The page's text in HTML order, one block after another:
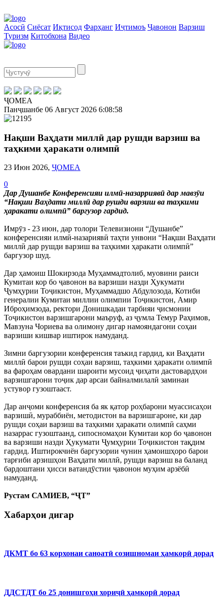
Асосӣ Сиёсат Иқтисод Фарҳанг Иҷтимоъ Ҷавонон Варзиш
Туризм Китобхона Видео
ҶОМЕА
Панҷшанбе 06 Август 2026 6:08:59
Нақши Ваҳдати миллӣ дар рушди варзиш ва
таҳкими ҳаракати олимпӣ
23 Июн 2026, ҶОМЕА
0
Дар Душанбе Конференсияи илмӣ-назарриявӣ дар мавзӯи
“Нақши Ваҳдати миллӣ дар рушди варзиш ва таҳкими
ҳаракати олимпӣ” баргузор гардид.
Имрӯз - 23 июн, дар толори Телевизиони “Душанбе”
конференсияи илмӣ-назариявӣ таҳти унвони “Нақши Ваҳдати
миллӣ дар рушди варзиш ва таҳкими ҳаракати олимпӣ”
баргузор шуд.
Дар ҳамоиш Шокирзода Муҳаммадтолиб, муовини раиси
Кумитаи кор бо ҷавонон ва варзиши назди Ҳукумати
Ҷумҳурии Тоҷикистон, Муҳаммадшо Абдулозода, Котиби
генералии Кумитаи миллии олимпии Тоҷикистон, Амир
Иброҳимзода, ректори Донишкадаи тарбияи ҷисмонии
Тоҷикистон варзишгарони маъруф, аз ҷумла Темур Раҳимов,
Мавзуна Чориева ва олимону дигар намояндагони соҳаи
варзиши кишвар иштирок намуданд.
Зимни баргузории конференсия таъкид гардид, ки Ваҳдати
миллӣ барои рушди соҳаи варзиш, таҳкими ҳаракати олимпӣ
ва фароҳам овардани шароити мусоид ҷиҳати дастовардҳои
варзишгарони тоҷик дар арсаи байналмилалӣ заминаи
устувор гузоштааст.
Дар анҷоми конференсия ба як қатор роҳбарони муассисаҳои
варзишӣ, мураббиён, методистон ва варзишгароне, ки дар
рушди соҳаи варзиш ва таҳкими ҳаракати олимпӣ саҳми
назаррас гузоштаанд, сипосномаҳои Кумитаи кор бо ҷавонон
ва варзиши назди Ҳукумати Ҷумҳурии Тоҷикистон тақдим
гардид. Иштирокчиён баргузории чунин ҳамоишҳоро барои
тарғиби арзишҳои Ваҳдати миллӣ, рушди варзиш ва баланд
бардоштани ҳисси ватандӯстии ҷавонон муҳим арзёбӣ
намуданд.
Рустам САМИЕВ, “ҶТ”
Хабарҳои дигар
ДКМТ бо 63 корхонаи саноатӣ созишномаи ҳамкорӣ дорад
ДДСТДТ бо 25 донишгоҳи хориҷӣ ҳамкорӣ дорад